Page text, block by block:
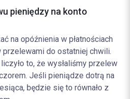
pieniędzy na konto
na opóźnienia w płatnościach
przelewami do ostatniej chwili.
to, że wysłaliśmy przelew
Jeśli pieniądze dotrą na
będzie się to równało z